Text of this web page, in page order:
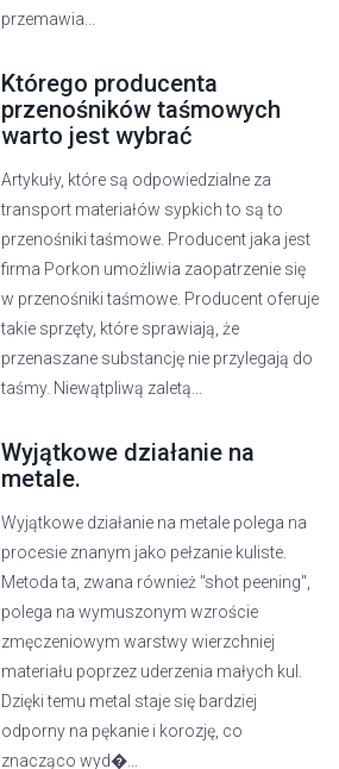
przemawia...
Którego producenta
przenośników taśmowych
warto jest wybrać
Artykuły, które są odpowiedzialne za
transport materiałów sypkich to są to
przenośniki taśmowe. Producent jaka jest
firma Porkon umożliwia zaopatrzenie się
w przenośniki taśmowe. Producent oferuje
takie sprzęty, które sprawiają, że
przenaszane substancję nie przylegają do
taśmy. Niewątpliwą zaletą...
Wyjątkowe działanie na
metale.
Wyjątkowe działanie na metale polega na
procesie znanym jako pełzanie kuliste.
Metoda ta, zwana również "shot peening",
polega na wymuszonym wzroście
zmęczeniowym warstwy wierzchniej
materiału poprzez uderzenia małych kul.
Dzięki temu metal staje się bardziej
odporny na pękanie i korozję, co
znacząco wyd�...